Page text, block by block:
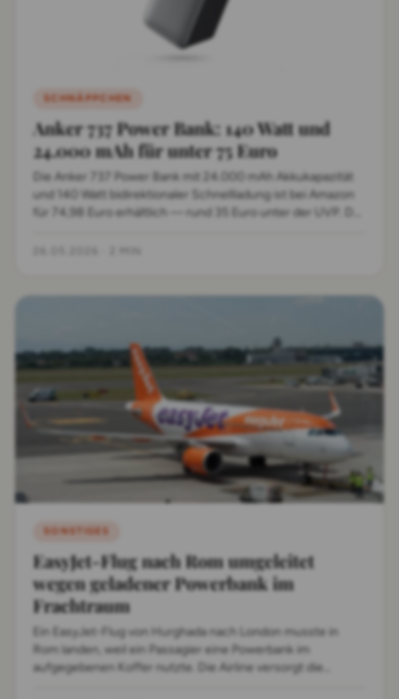
SCHNÄPPCHEN
Anker 737 Power Bank: 140 Watt und
24.000 mAh für unter 75 Euro
Die Anker 737 Power Bank mit 24.000 mAh Akkukapazität
und 140 Watt bidirektionaler Schnellladung ist bei Amazon
für 74,98 Euro erhältlich — rund 35 Euro unter der UVP. Der
SONSTIGES
EasyJet-Flug nach Rom umgeleitet
wegen geladener Powerbank im
Frachtraum
Ein EasyJet-Flug von Hurghada nach London musste in
Rom landen, weil ein Passagier eine Powerbank im
aufgegebenen Koffer nutzte. Die Airline versorgt die